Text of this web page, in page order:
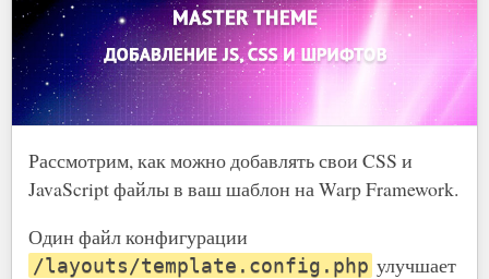
Рассмотрим, как можно добавлять свои CSS и
JavaScript файлы в ваш шаблон на Warp Framework.
Один файл конфигурации
/layouts/template.config.php улучшает